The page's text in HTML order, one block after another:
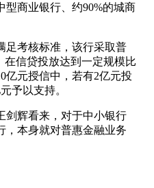
型商业银行、约90%的城商
考核标准，该行采取普
在信贷投放达到一定规模比
亿元授信中，若有2亿元投
予以支持。
辉看来，对于中小银行
，本身就对普惠金融业务